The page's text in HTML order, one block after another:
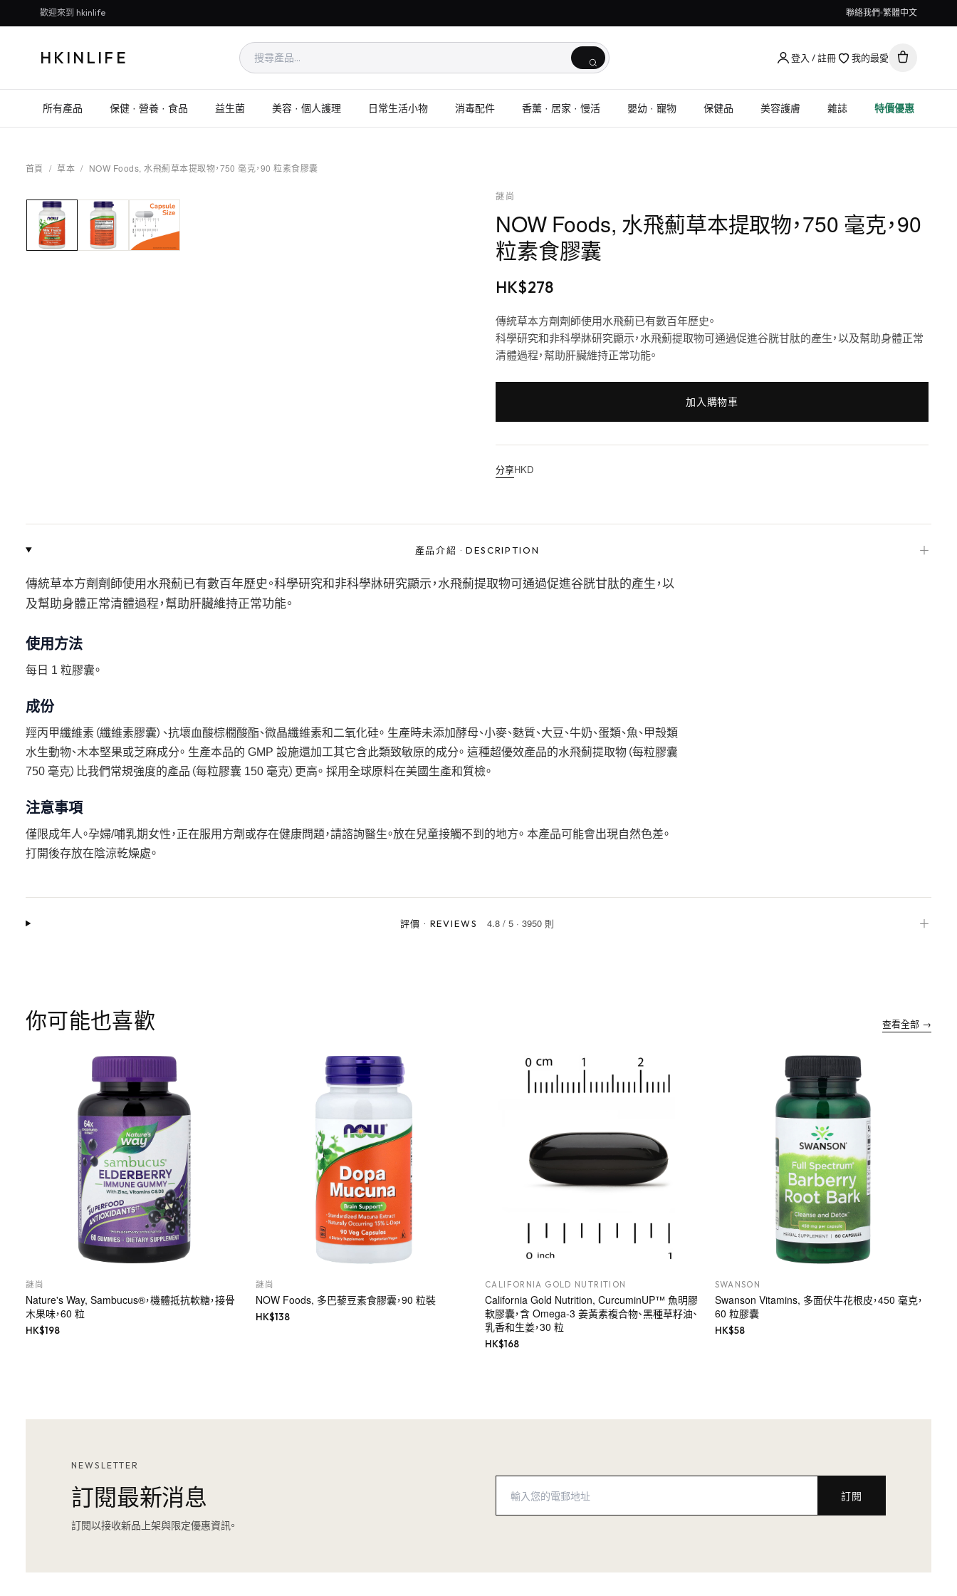
歡迎來到 hkinlife 聯絡我們 繁體中文
HKINLIFE 登入 / 註冊 我的最愛
所有產品 保健 · 營養 · 食品 益生菌 美容 · 個人護理 日常生活小物 消毒配件 香薰 · 居家 · 慢活 嬰幼 · 寵物 保健品 美容護膚 雜誌 特價優惠
首頁 / 草本 / NOW Foods, 水飛薊草本提取物，750 毫克，90 粒素食膠囊
謎尚
NOW Foods, 水飛薊草本提取物，750 毫克，90
粒素食膠囊
HK$278
傳統草本方劑劑師使用水飛薊已有數百年歷史。
科學研究和非科學牀研究顯示，水飛薊提取物可通過促進谷胱甘肽的產生，以及幫助身體正常
清體過程，幫助肝臟維持正常功能。
加入購物車
分享HKD
產品介紹 ·DESCRIPTION ＋
傳統草本方劑劑師使用水飛薊已有數百年歷史。科學研究和非科學牀研究顯示，水飛薊提取物可通過促進谷胱甘肽的產生，以
及幫助身體正常清體過程，幫助肝臟維持正常功能。
使用方法
每日 1 粒膠囊。
成份
羥丙甲纖維素（纖維素膠囊）、抗壞血酸棕櫚酸酯、微晶纖維素和二氧化硅。 生產時未添加酵母、小麥、麩質、大豆、牛奶、蛋類、魚、甲殼類
水生動物、木本堅果或芝麻成分。 生產本品的 GMP 設施還加工其它含此類致敏原的成分。 這種超優效產品的水飛薊提取物（每粒膠囊
750 毫克）比我們常規強度的產品（每粒膠囊 150 毫克）更高。 採用全球原料在美國生產和質檢。
注意事項
僅限成年人。孕婦/哺乳期女性，正在服用方劑或存在健康問題，請諮詢醫生。放在兒童接觸不到的地方。 本產品可能會出現自然色差。
打開後存放在陰涼乾燥處。
評價 · REVIEWS 4.8 /5 ·3950 則 ＋
你可能也喜歡 查看全部 →
謎尚
Nature's Way, Sambucus®，機體抵抗軟糖，接骨
木果味，60 粒
HK$198
謎尚
NOW Foods, 多巴藜豆素食膠囊，90 粒裝
HK$138
CALIFORNIA GOLD NUTRITION
California Gold Nutrition, CurcuminUP™ 魚明膠
軟膠囊，含 Omega-3 姜黃素複合物、黑種草籽油、
乳香和生姜，30 粒
HK$168
SWANSON
Swanson Vitamins, 多面伏牛花根皮，450 毫克，
60 粒膠囊
HK$58
NEWSLETTER
訂閱最新消息
訂閱以接收新品上架與限定優惠資訊。
訂閱